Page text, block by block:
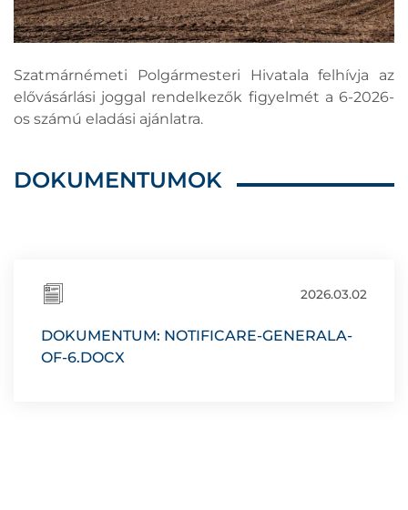
Szatmárnémeti Polgármesteri Hivatala felhívja az
elővásárlási joggal rendelkezők figyelmét a 6-2026-
os számú eladási ajánlatra.
DOKUMENTUMOK
2026.03.02
DOKUMENTUM: NOTIFICARE-GENERALA-
OF-6.DOCX